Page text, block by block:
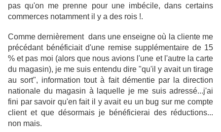
pas qu'on me prenne pour une imbécile, dans certains
commerces notamment il y a des rois !.
Comme dernièrement dans une enseigne où la cliente me
précédant bénéficiait d'une remise supplémentaire de 15
% et pas moi (alors que nous avions l'une et l'autre la carte
du magasin), je me suis entendu dire "qu'il y avait un tirage
au sort", information tout à fait démentie par la direction
nationale du magasin à laquelle je me suis adressé...j'ai
fini par savoir qu'en fait il y avait eu un bug sur me compte
client et que désormais je bénéficierai des réductions...
non mais.